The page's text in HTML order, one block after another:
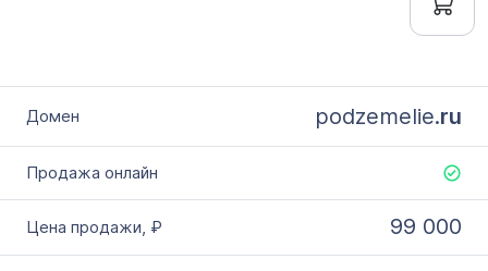
podzemelie.ru
99 000